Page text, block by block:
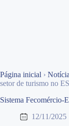
Página inicial ›
setor de turismo no ES
Sistema Fecomércio-
12/11/2025